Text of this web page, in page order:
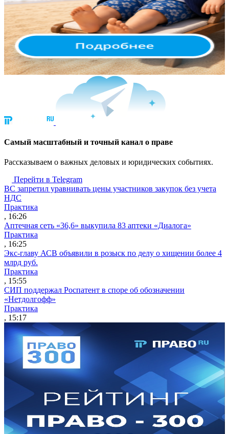
Cамый масштабный и точный канал о праве
Рассказываем о важных деловых и юридических событиях.
Перейти в Telegram
ВС запретил уравнивать цены участников закупок без учета
НДС
Практика
, 16:26
Аптечная сеть «36,6» выкупила 83 аптеки «Диалога»
Практика
, 16:25
Экс-главу АСВ объявили в розыск по делу о хищении более 4
млрд руб.
Практика
, 15:55
СИП поддержал Роспатент в споре об обозначении
«Нетдолгофф»
Практика
, 15:17